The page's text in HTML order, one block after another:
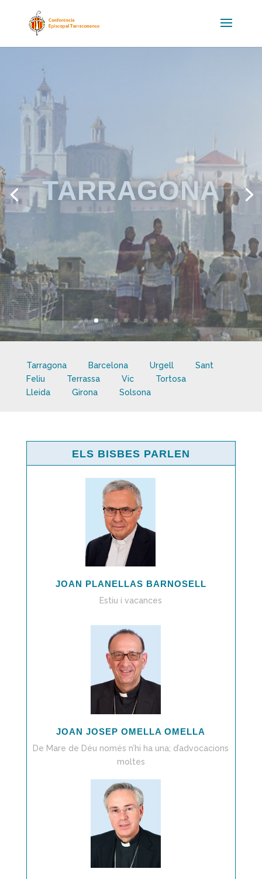
BARCELONA
Tarragona Barcelona Urgell
Sant
Feliu
Terrassa Vic
Tortosa
Lleida
Girona Solsona
ELS BISBES PARLEN
JOAN PLANELLAS BARNOSELL
Estiu i vacances
JOAN JOSEP OMELLA OMELLA
De Mare de Déu només n’hi ha una; d’advocacions
moltes